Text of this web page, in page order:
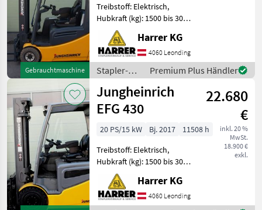
Gebrauchtmaschine
Treibstoff: Elektrisch,
Hubkraft (kg): 1500 bis 3000,
Masttyp: Triplex, Stapler-
Bauart:
Frontstapler/Gabelstapler
Jungheinrich Elektrostapler
gebraucht Typ: Junghe
Harrer KG
4060 Leonding
Stapler-
und
Lagertechnik
/
Jungheinrich
Premium Plus Händler
Jungheinrich
EFG 430
22.680
€
inkl. 20 %
MwSt.
18.900 €
exkl.
20 PS/15 kW Bj. 2017
11508 h
Treibstoff: Elektrisch,
Hubkraft (kg): 1500 bis 3000,
Masttyp: Duplex, Stapler-
Bauart:
Frontstapler/Gabelstapler
Harrer KG
4060 Leonding